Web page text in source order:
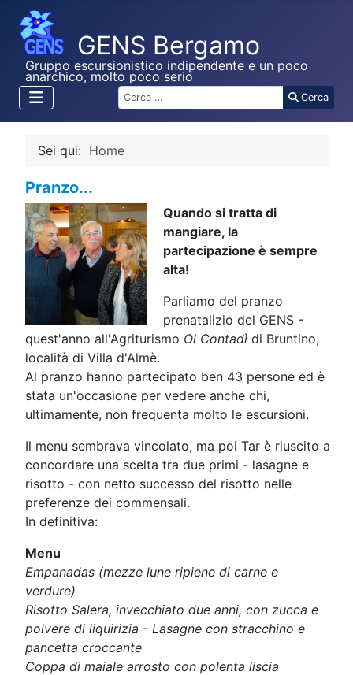
Gruppo escursionistico indipendente e un poco
anarchico, molto poco serio
Cerca
Cerca
Sei qui: Home
Pranzo...
Quando si tratta di
mangiare, la
partecipazione è sempre
alta!
Parliamo del pranzo
prenatalizio del GENS -
quest'anno all'Agriturismo Ol Contadì di Bruntino,
località di Villa d'Almè.
Al pranzo hanno partecipato ben 43 persone ed è
stata un'occasione per vedere anche chi,
ultimamente, non frequenta molto le escursioni.
Il menu sembrava vincolato, ma poi Tar è riuscito a
concordare una scelta tra due primi - lasagne e
risotto - con netto successo del risotto nelle
preferenze dei commensali.
In definitiva:
Menu
Empanadas (mezze lune ripiene di carne e
verdure)
Risotto Salera, invecchiato due anni, con zucca e
polvere di liquirizia - Lasagne con stracchino e
pancetta croccante
Coppa di maiale arrosto con polenta liscia